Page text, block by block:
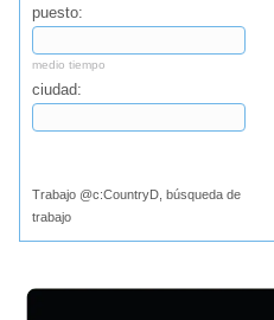
puesto:
medio tiempo
ciudad:
Trabajo @c:CountryD, búsqueda de
trabajo